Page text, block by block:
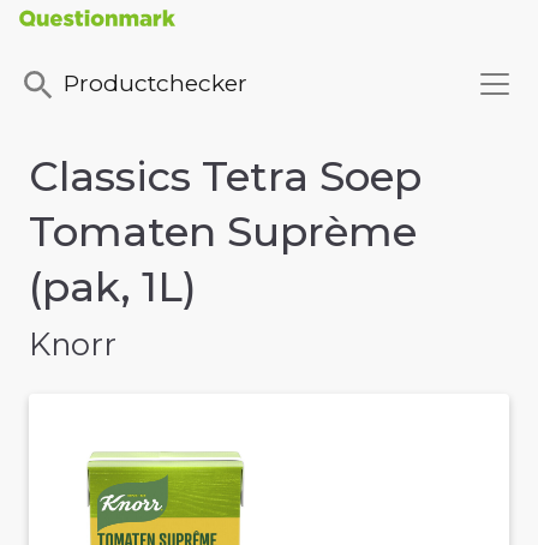
Productchecker
Classics Tetra Soep
Tomaten Suprème
(pak, 1L)
Knorr